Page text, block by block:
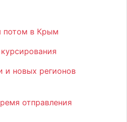
потом в Крым
и новых регионов
отправления